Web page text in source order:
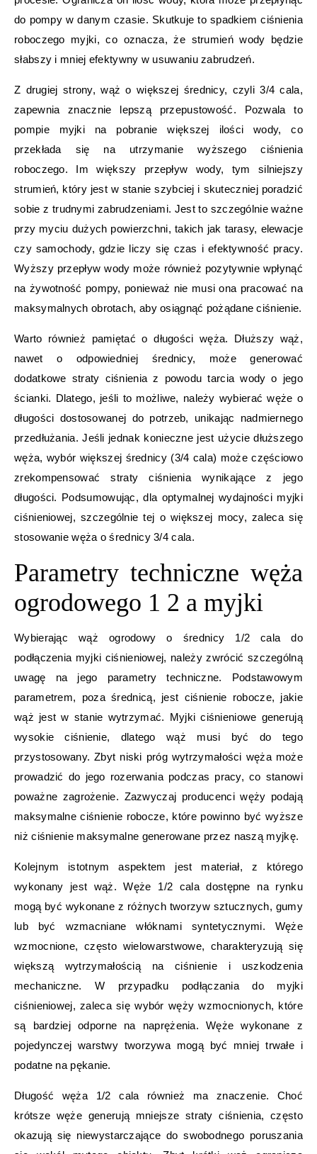
do pompy w danym czasie. Skutkuje to spadkiem ciśnienia
roboczego myjki, co oznacza, że strumień wody będzie
słabszy i mniej efektywny w usuwaniu zabrudzeń.
Z drugiej strony, wąż o większej średnicy, czyli 3/4 cala,
zapewnia znacznie lepszą przepustowość. Pozwala to
pompie myjki na pobranie większej ilości wody, co
przekłada się na utrzymanie wyższego ciśnienia
roboczego. Im większy przepływ wody, tym silniejszy
strumień, który jest w stanie szybciej i skuteczniej poradzić
sobie z trudnymi zabrudzeniami. Jest to szczególnie ważne
przy myciu dużych powierzchni, takich jak tarasy, elewacje
czy samochody, gdzie liczy się czas i efektywność pracy.
Wyższy przepływ wody może również pozytywnie wpłynąć
na żywotność pompy, ponieważ nie musi ona pracować na
maksymalnych obrotach, aby osiągnąć pożądane ciśnienie.
Warto również pamiętać o długości węża. Dłuższy wąż,
nawet o odpowiedniej średnicy, może generować
dodatkowe straty ciśnienia z powodu tarcia wody o jego
ścianki. Dlatego, jeśli to możliwe, należy wybierać węże o
długości dostosowanej do potrzeb, unikając nadmiernego
przedłużania. Jeśli jednak konieczne jest użycie dłuższego
węża, wybór większej średnicy (3/4 cala) może częściowo
zrekompensować straty ciśnienia wynikające z jego
długości. Podsumowując, dla optymalnej wydajności myjki
ciśnieniowej, szczególnie tej o większej mocy, zaleca się
stosowanie węża o średnicy 3/4 cala.
Parametry techniczne węża
ogrodowego 1 2 a myjki
Wybierając wąż ogrodowy o średnicy 1/2 cala do
podłączenia myjki ciśnieniowej, należy zwrócić szczególną
uwagę na jego parametry techniczne. Podstawowym
parametrem, poza średnicą, jest ciśnienie robocze, jakie
wąż jest w stanie wytrzymać. Myjki ciśnieniowe generują
wysokie ciśnienie, dlatego wąż musi być do tego
przystosowany. Zbyt niski próg wytrzymałości węża może
prowadzić do jego rozerwania podczas pracy, co stanowi
poważne zagrożenie. Zazwyczaj producenci węży podają
maksymalne ciśnienie robocze, które powinno być wyższe
niż ciśnienie maksymalne generowane przez naszą myjkę.
Kolejnym istotnym aspektem jest materiał, z którego
wykonany jest wąż. Węże 1/2 cala dostępne na rynku
mogą być wykonane z różnych tworzyw sztucznych, gumy
lub być wzmacniane włóknami syntetycznymi. Węże
wzmocnione, często wielowarstwowe, charakteryzują się
większą wytrzymałością na ciśnienie i uszkodzenia
mechaniczne. W przypadku podłączania do myjki
ciśnieniowej, zaleca się wybór węży wzmocnionych, które
są bardziej odporne na naprężenia. Węże wykonane z
pojedynczej warstwy tworzywa mogą być mniej trwałe i
podatne na pękanie.
Długość węża 1/2 cala również ma znaczenie. Choć
krótsze węże generują mniejsze straty ciśnienia, często
okazują się niewystarczające do swobodnego poruszania